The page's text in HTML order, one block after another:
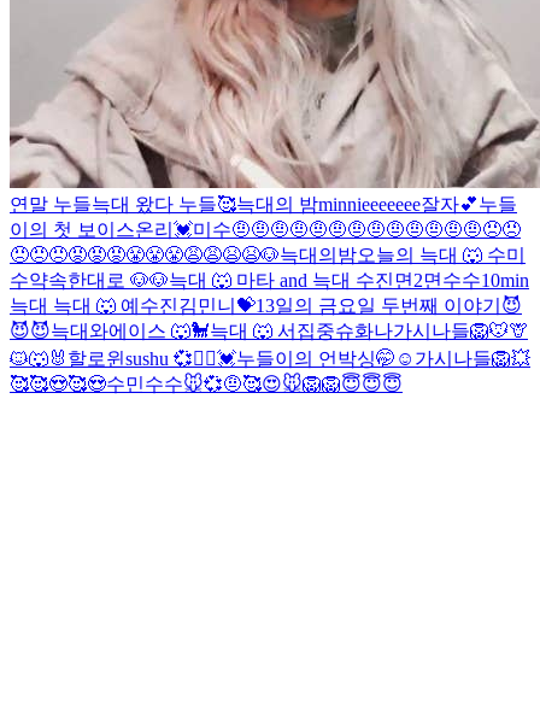
연말 누들늑대 왔다 누들🥰늑대의 밤minnieeeeeee잘자💕누들
이의 첫 보이스온리💓미수🤨🤨🤨🤨🤨🤨🤨🤨🤨🤨🤨🤨🤨😠😠
😠😠😠😡😡😡😤😤😤😩😩😫😫🐶늑대의밤오늘의 늑대 🐺 수미
수약속한대로 🐶🐶늑대 🐺 마타 and 늑대 수진 면2면 수수10min
늑대 늑대 🐺 예 수진김민니💝13일의 금요일 두번째 이야기😈
😈😈늑대와에이스 🐺🐩늑대 🐺 서집중슈화나가시나들🦁🐭🦒
🐱🐺🐰할로윈 sushu 💞👯‍♀️💓누들이의 언박싱🤭☺ 가시나들🦁💥
🥰🥰😍🥰😍수민수수🐭💞🤨🥰😍🐭🦁🦁😇😇😇